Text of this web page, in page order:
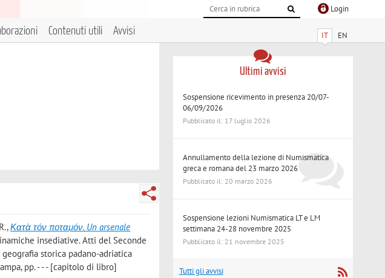
Login
IT EN
Contenuti utili Avvisi
,Κατὰ τόν ποταμόν. Un arsenale
insediative. Atti del Seconde
storica padano-adriatica
pp. - - - [capitolo di libro]
Ultimi avvisi
Sospensione ricevimento in presenza 20/07-
06/09/2026
Pubblicato il: 17 luglio 2026
Annullamento della lezione di Numismatica
greca e romana del 23 marzo 2026
Pubblicato il: 20 marzo 2026
Sospensione lezioni Numismatica LT e LM
settimana 24-28 novembre 2025
Pubblicato il: 21 novembre 2025
Tutti gli avvisi